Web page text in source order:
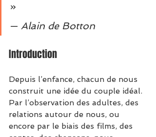
»
— Alain de Botton
Introduction
Depuis l’enfance, chacun de nous
construit une idée du couple idéal.
Par l’observation des adultes, des
relations autour de nous, ou
encore par le biais des films, des